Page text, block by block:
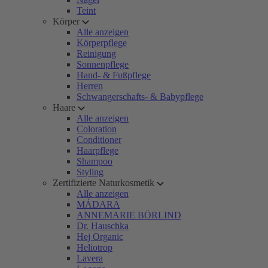
Teint
Körper
Alle anzeigen
Körperpflege
Reinigung
Sonnenpflege
Hand- & Fußpflege
Herren
Schwangerschafts- & Babypflege
Haare
Alle anzeigen
Coloration
Conditioner
Haarpflege
Shampoo
Styling
Zertifizierte Naturkosmetik
Alle anzeigen
MÁDARA
ANNEMARIE BÖRLIND
Dr. Hauschka
Hej Organic
Heliotrop
Lavera